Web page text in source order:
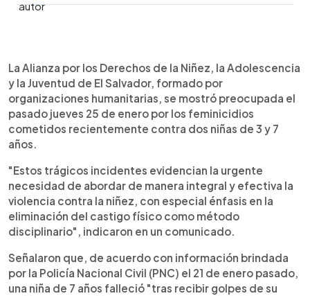
Escuchar artículo
La Alianza por los Derechos de la Niñez, la Adolescencia
y la Juventud de El Salvador, formado por
organizaciones humanitarias, se mostró preocupada el
pasado jueves 25 de enero por los feminicidios
cometidos recientemente contra dos niñas de 3 y 7
años.
"Estos trágicos incidentes evidencian la urgente
necesidad de abordar de manera integral y efectiva la
violencia contra la niñez, con especial énfasis en la
eliminación del castigo físico como método
disciplinario", indicaron en un comunicado.
Señalaron que, de acuerdo con información brindada
por la Policía Nacional Civil (PNC) el 21 de enero pasado,
una niña de 7 años falleció "tras recibir golpes de su